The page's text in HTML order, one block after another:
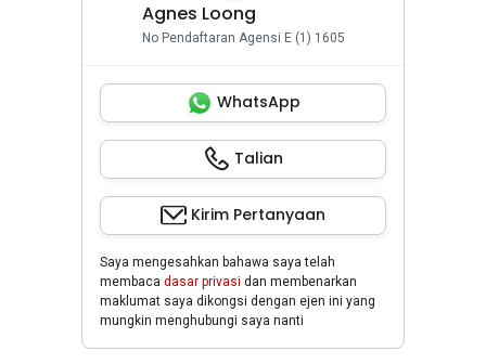
Agnes Loong
No Pendaftaran Agensi E (1) 1605
WhatsApp
Talian
Kirim Pertanyaan
Saya mengesahkan bahawa saya telah
membaca dasar privasi dan membenarkan
maklumat saya dikongsi dengan ejen ini yang
mungkin menghubungi saya nanti